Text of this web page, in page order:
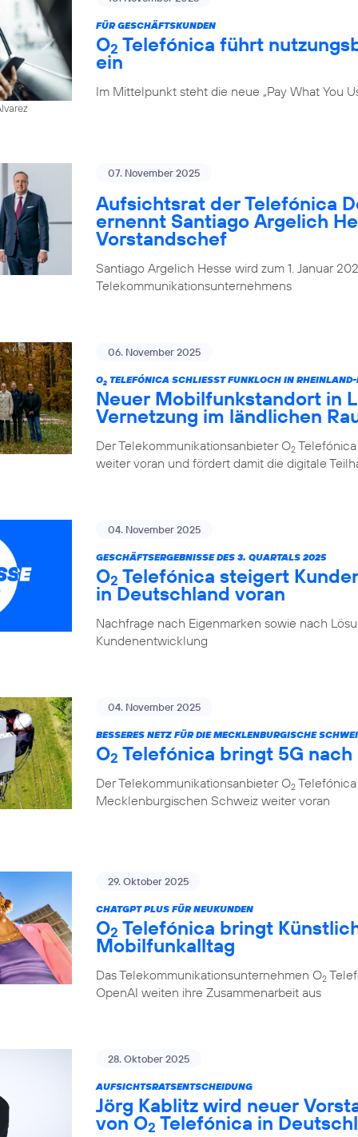
FÜR GESCHÄFTSKUNDEN
O2 Telefónica führt
ein
Im Mittelpunkt steht die neue „Pay What You
07. November 2025
Aufsichtsrat der Telefónica
ernennt Santiago Argelich
Vorstandschef
Santiago Argelich Hesse wird zum 1. Januar
Telekommunikationsunternehmens
06. November 2025
O2 TELEFÓNICA SCHLIESST FUNKLOCH IN
Neuer Mobilfunkstandort in
Vernetzung im ländlichen
Der Telekommunikationsanbieter O2
weiter voran und fördert damit die digitale
04. November 2025
GESCHÄFTSERGEBNISSE DES 3. QUARTALS 2025
O2 Telefónica steigert
in Deutschland voran
Nachfrage nach Eigenmarken sowie nach
Kundenentwicklung
04. November 2025
BESSERES NETZ FÜR DIE MECKLENBURGISCHE
O2 Telefónica bringt 5G nach
Der Telekommunikationsanbieter O2
Mecklenburgischen Schweiz weiter voran
29. Oktober 2025
CHATGPT PLUS FÜR NEUKUNDEN
O2 Telefónica bringt
Mobilfunkalltag
Das Telekommunikationsunternehmen O2
OpenAI weiten ihre Zusammenarbeit aus
28. Oktober 2025
AUFSICHTSRATSENTSCHEIDUNG
Jörg Kablitz wird neuer
von O2 Telefónica in